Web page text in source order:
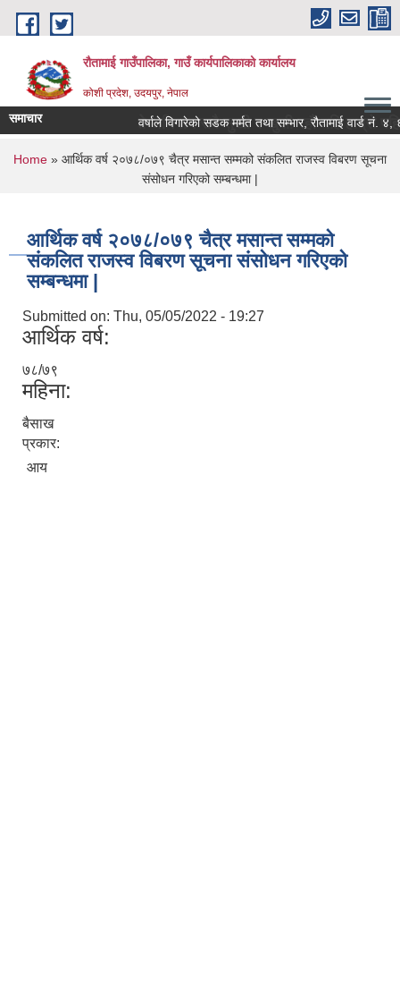
Skip to main content
रौतामाई गाउँपालिका, गाउँ कार्यपालिकाको कार्यालय
कोशी प्रदेश, उदयपुर, नेपाल
हाम्रो अभियान सबै सुखी र खुसी रहौं यहि हाम्रो पहिचान"
समाचार वर्षाले विगारेको सडक मर्मत तथा सम्भार, रौतामाई वार्ड नं. ४, ६,
You are here
Home » आर्थिक वर्ष २०७८/०७९ चैत्र मसान्त सम्मको संकलित राजस्व विबरण सूचना
संसोधन गरिएको सम्बन्धमा |
आर्थिक वर्ष २०७८/०७९ चैत्र मसान्त सम्मको
संकलित राजस्व विबरण सूचना संसोधन गरिएको
सम्बन्धमा |
Submitted on: Thu, 05/05/2022 - 19:27
आर्थिक वर्ष:
७८/७९
महिना:
बैसाख
प्रकार:
आय